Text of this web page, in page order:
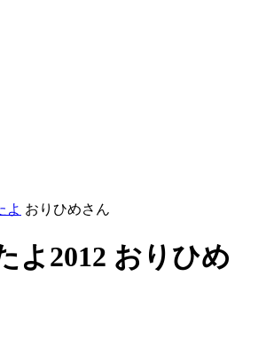
よ おりひめさん
よ2012 おりひめ